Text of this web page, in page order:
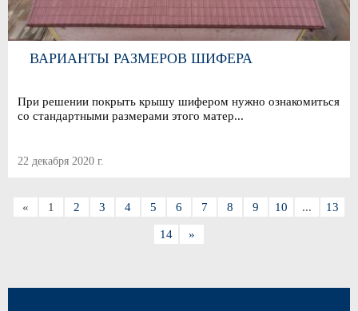
ВАРИАНТЫ РАЗМЕРОВ ШИФЕРА
При решении покрыть крышу шифером нужно ознакомиться
со стандартными размерами этого матер...
22 декабря 2020 г.
« 1 2 3 4 5 6 7 8 9 10 ... 13
14 »